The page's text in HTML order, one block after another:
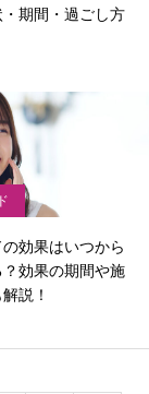
期間・過ごし方
効果はいつから
効果の期間や施
説！